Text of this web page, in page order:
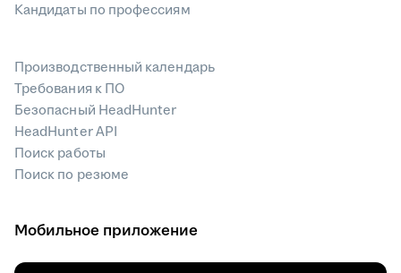
Кандидаты по профессиям
Производственный календарь
Требования к ПО
Безопасный HeadHunter
HeadHunter API
Поиск работы
Поиск по резюме
Мобильное приложение